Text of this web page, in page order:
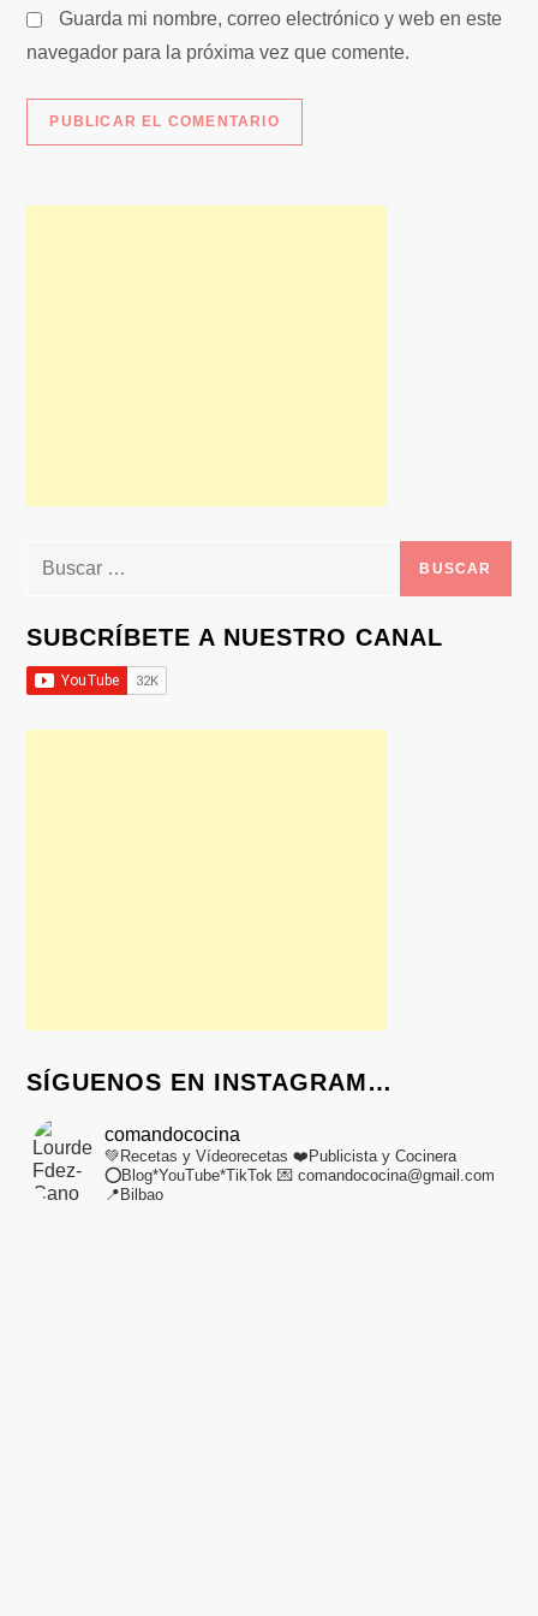
a
s
Guarda mi nombre, correo electrónico y web en este
navegador para la próxima vez que comente.
Buscar:
SUBCRÍBETE A NUESTRO CANAL
SÍGUENOS EN INSTAGRAM…
comandococina
💚Recetas y Vídeorecetas ❤️Publicista y Cocinera
⭕Blog*YouTube*TikTok 💌 comandococina@gmail.com
📍Bilbao